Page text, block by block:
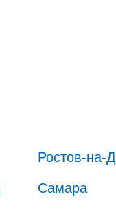
Ростов-на-
Самара